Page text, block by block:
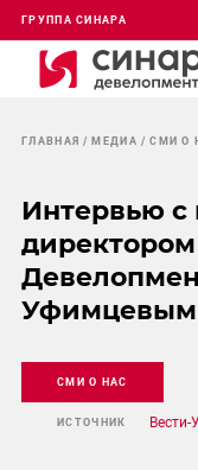
ГРУППА СИНАРА
ГЛАВНАЯ МЕДИА СМИ О
Интервью с
Уфимцевым
СМИ О НАС
ИСТОЧНИК Вести-